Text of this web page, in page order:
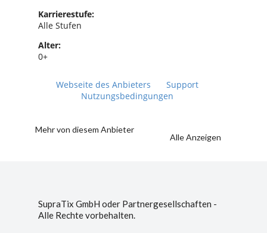
Karrierestufe:
Alle Stufen
Alter:
0+
Webseite des Anbieters
Support
Nutzungsbedingungen
Mehr von diesem Anbieter
Alle Anzeigen
SupraTix GmbH oder Partnergesellschaften -
Alle Rechte vorbehalten.